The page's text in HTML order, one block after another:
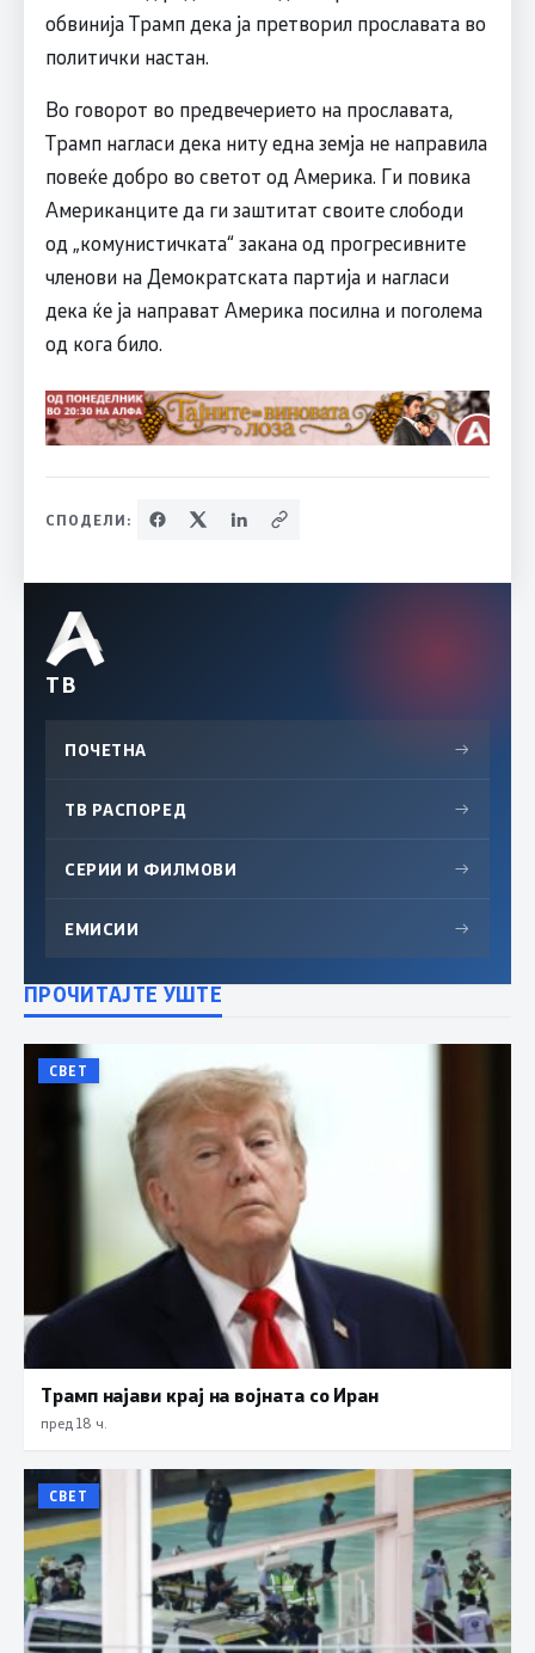
обвинија Трамп дека ја претворил прославата во
политички настан.
Во говорот во предвечерието на прославата,
Трамп нагласи дека ниту една земја не направила
повеќе добро во светот од Америка. Ги повика
Американците да ги заштитат своите слободи
од „комунистичката“ закана од прогресивните
членови на Демократската партија и нагласи
дека ќе ја направат Америка посилна и поголема
од кога било.
СПОДЕЛИ:
ТВ
ПОЧЕТНА →
ТВ РАСПОРЕД →
СЕРИИ И ФИЛМОВИ →
ЕМИСИИ →
ПРОЧИТАЈТЕ УШТЕ
СВЕТ
Трамп најави крај на војната со Иран
пред 18 ч.
СВЕТ